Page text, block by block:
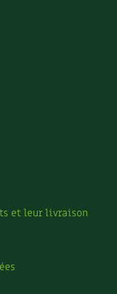
et leur livraison